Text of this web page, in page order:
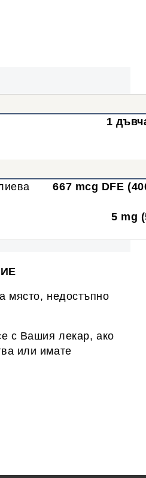
1
667 mcg DFE
5 mg
място, недостъпно
с Вашия лекар, ако
или имате